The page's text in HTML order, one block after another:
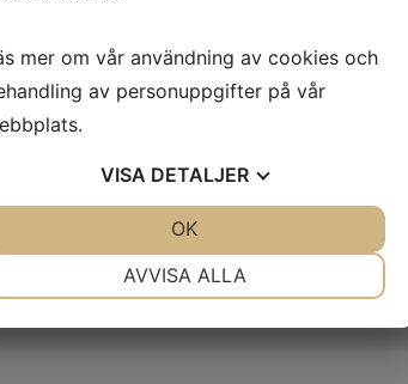
Skicka
mer om vår användning av cookies och
av personuppgifter på vår
VISA DETALJER
AVVISA ALLA
OK